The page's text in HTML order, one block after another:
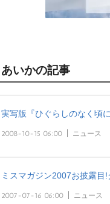
あいかの記事
実写版『ひぐらしのなく頃
2008-10-15 06:00 ニュース
ミスマガジン2007お披露
2007-07-16 06:00 ニュース